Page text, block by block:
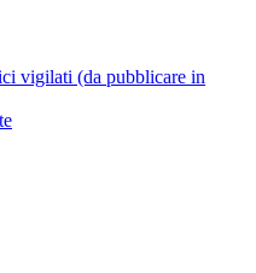
vigilati (da pubblicare in